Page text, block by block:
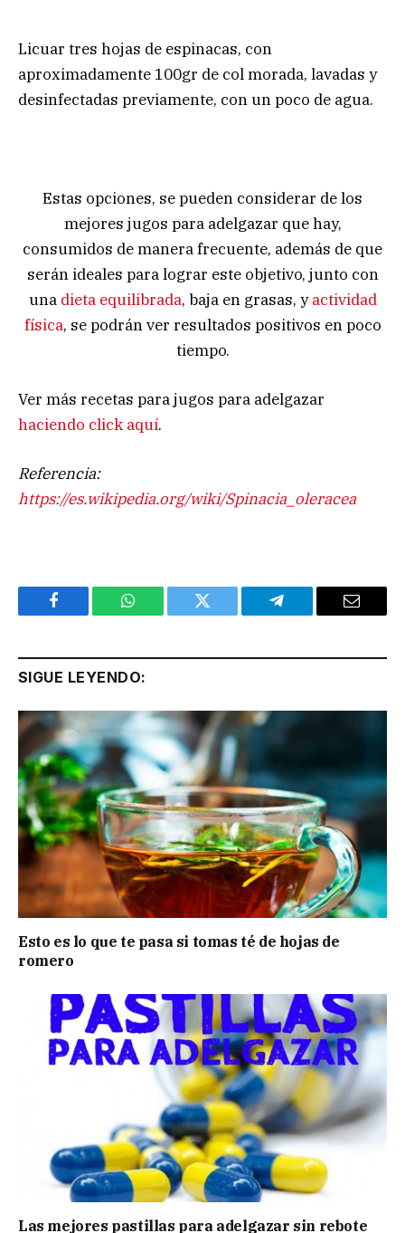
Licuar tres hojas de espinacas, con
aproximadamente 100gr de col morada, lavadas y
desinfectadas previamente, con un poco de agua.
Estas opciones, se pueden considerar de los
mejores jugos para adelgazar que hay,
consumidos de manera frecuente, además de que
serán ideales para lograr este objetivo, junto con
una dieta equilibrada, baja en grasas, yactividad
física, se podrán ver resultados positivos en poco
tiempo.
Ver más recetas para jugos para adelgazar
haciendo click aquí.
Referencia:
https://es.wikipedia.org/wiki/Spinacia_oleracea
Facebook WhatsApp Twitter Telegram Email
SIGUE LEYENDO:
Esto es lo que te pasa si tomas té de hojas de
romero
Las mejores pastillas para adelgazar sin rebote